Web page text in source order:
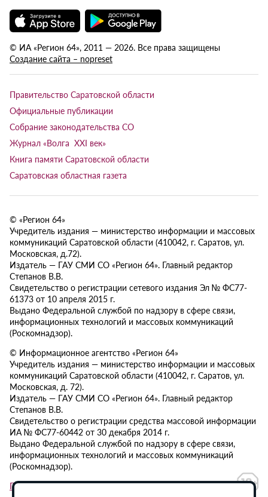
© ИА «Регион 64», 2011 — 2026. Все права защищены
Создание сайта – nopreset
Правительство Саратовской области
Официальные публикации
Собрание законодательства СО
Журнал «Волга XXI век»
Книга памяти Саратовской области
Саратовская областная газета
© «Регион 64»
Учредитель издания — министерство информации и массовых
коммуникаций Саратовской области (410042, г. Саратов, ул.
Московская, д.72).
Издатель — ГАУ СМИ СО «Регион 64». Главный редактор
Степанов В.В.
Свидетельство о регистрации сетевого издания Эл № ФС77-
61373 от 10 апреля 2015 г.
Выдано Федеральной службой по надзору в сфере связи,
информационных технологий и массовых коммуникаций
(Роскомнадзор).
© Информационное агентство «Регион 64»
Учредитель издания — министерство информации и массовых
коммуникаций Саратовской области (410042, г. Саратов, ул.
Московская, д. 72).
Издатель — ГАУ СМИ СО «Регион 64». Главный редактор
Степанов В.В.
Свидетельство о регистрации средства массовой информации
ИА № ФС77-60442 от 30 декабря 2014 г.
Выдано Федеральной службой по надзору в сфере связи,
информационных технологий и массовых коммуникаций
(Роскомнадзор).
Политика в отношении обработки персональных данных